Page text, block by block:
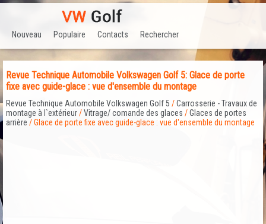
Nouveau Populaire Contacts Rechercher
Revue Technique Automobile Volkswagen Golf 5: Glace de porte
fixe avec guide-glace : vue d'ensemble du montage
Revue Technique Automobile Volkswagen Golf 5 /Carrosserie - Travaux de
montage à l`extérieur/Vitrage/ comande des glaces /Glaces de portes
arrière / Glace de porte fixe avec guide-glace : vue d'ensemble du montage